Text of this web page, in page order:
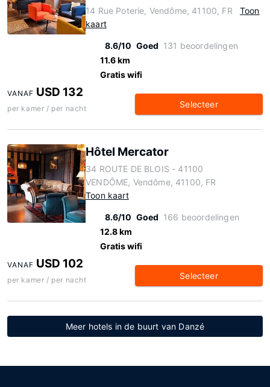
14 Rue Poterie, Vendôme, 41100, FR
Toon
kaart
8.6/10 Goed 131 beoordelingen
11.6 km
Gratis wifi
VANAF USD 132
per kamer / per nacht Selecteer
Hôtel Mercator
34 ROUTE DE BLOIS - 41100
VENDÔME, Vendôme, 41100, FR
Toon kaart
8.6/10 Goed 166 beoordelingen
12.8 km
Gratis wifi
VANAF USD 102
per kamer / per nacht Selecteer
Meer hotels in de buurt van Danzé